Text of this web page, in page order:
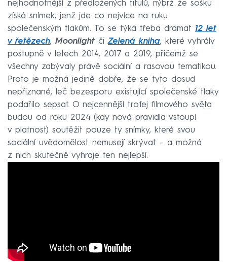
nejhodnotnější z předložených titulů, nýbrž že sošku
získá snímek, jenž jde co nejvíce na ruku
společenským tlakům. To se týká třeba dramat 12 let
v řetězech, Moonlight čiZelená kniha, které vyhrály
postupně v letech 2014, 2017 a 2019, přičemž se
všechny zabývaly právě sociální a rasovou tematikou.
Proto je možná jedině dobře, že se tyto dosud
nepřiznané, leč bezesporu existující společenské tlaky
podařilo sepsat. O nejcennější trofej filmového světa
budou od roku 2024 (kdy nová pravidla vstoupí
v platnost) soutěžit pouze ty snímky, které svou
sociální uvědomělost nemusejí skrývat – a možná
z nich skutečně vyhraje ten nejlepší.